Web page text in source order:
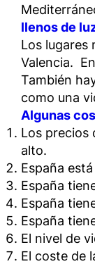
llenos de
Los lugares
Valencia.
También
como una
Algunas
Los precios
alto.
España
España
España
España
El nivel de
El coste de